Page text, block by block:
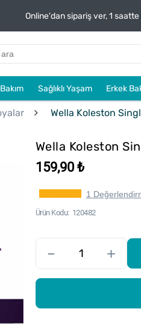
Online'dan sipariş ver, 1
Sağlıklı Yaşam Erkek
Wella Koleston
Wella Koleston
159,90 ₺
1
Ürün Kodu 120482
– +